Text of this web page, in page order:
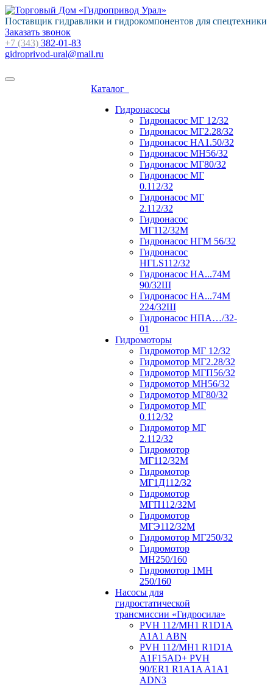
Поставщик гидравлики и гидрокомпонентов для спецтехники
Заказать звонок
+7 (343) 382-01-83
gidroprivod-ural@mail.ru
Каталог
Гидронасосы
Гидронасос МГ 12/32
Гидронасос МГ2.28/32
Гидронасос НА1.50/32
Гидронасос МН56/32
Гидронасос МГ80/32
Гидронасос МГ
0.112/32
Гидронасос МГ
2.112/32
Гидронасос
МГ112/32М
Гидронасос НГМ 56/32
Гидронасос
НГLS112/32
Гидронасос НА...74М
90/32Ш
Гидронасос НА...74М
224/32Ш
Гидронасос НПА…/32-
01
Гидромоторы
Гидромотор МГ 12/32
Гидромотор МГ2.28/32
Гидромотор МГП56/32
Гидромотор МН56/32
Гидромотор МГ80/32
Гидромотор МГ
0.112/32
Гидромотор МГ
2.112/32
Гидромотор
МГ112/32М
Гидромотор
МГ1Д112/32
Гидромотор
МГП112/32М
Гидромотор
МГЭ112/32M
Гидромотор МГ250/32
Гидромотор
МН250/160
Гидромотор 1МН
250/160
Насосы для
гидростатической
трансмиссии «Гидросила»
PVH 112/MH1 R1D1A
A1A1 ABN
PVH 112/MH1 R1D1A
A1F15AD+ PVH
90/ER1 R1A1A A1A1
ADN3